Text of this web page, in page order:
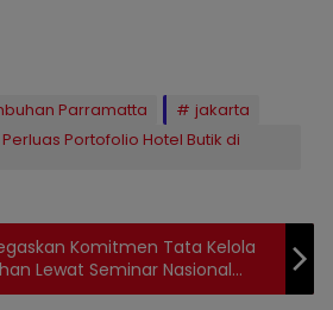
Parramatta
jakarta
Portofolio Hotel Butik di
Komitmen Tata Kelola
Lewat Seminar Nasional